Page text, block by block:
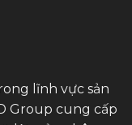
lĩnh vực sản
Group cung cấp